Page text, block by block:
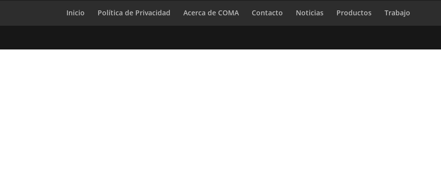
Inicio Política de Privacidad Acerca de COMA Contacto Noticias Productos Trabajo